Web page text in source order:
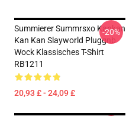
Summierer Summrsxo Kankan
Kan Kan Slayworld Pluggnb
Wock Klassisches T-Shirt
RB1211
20,93 £ - 24,09 £
-20%